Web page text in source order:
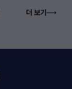
더 보기